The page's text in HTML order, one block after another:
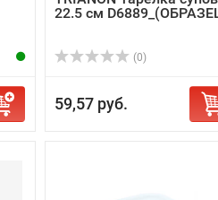
22.5 см
(0)
59,57 руб.